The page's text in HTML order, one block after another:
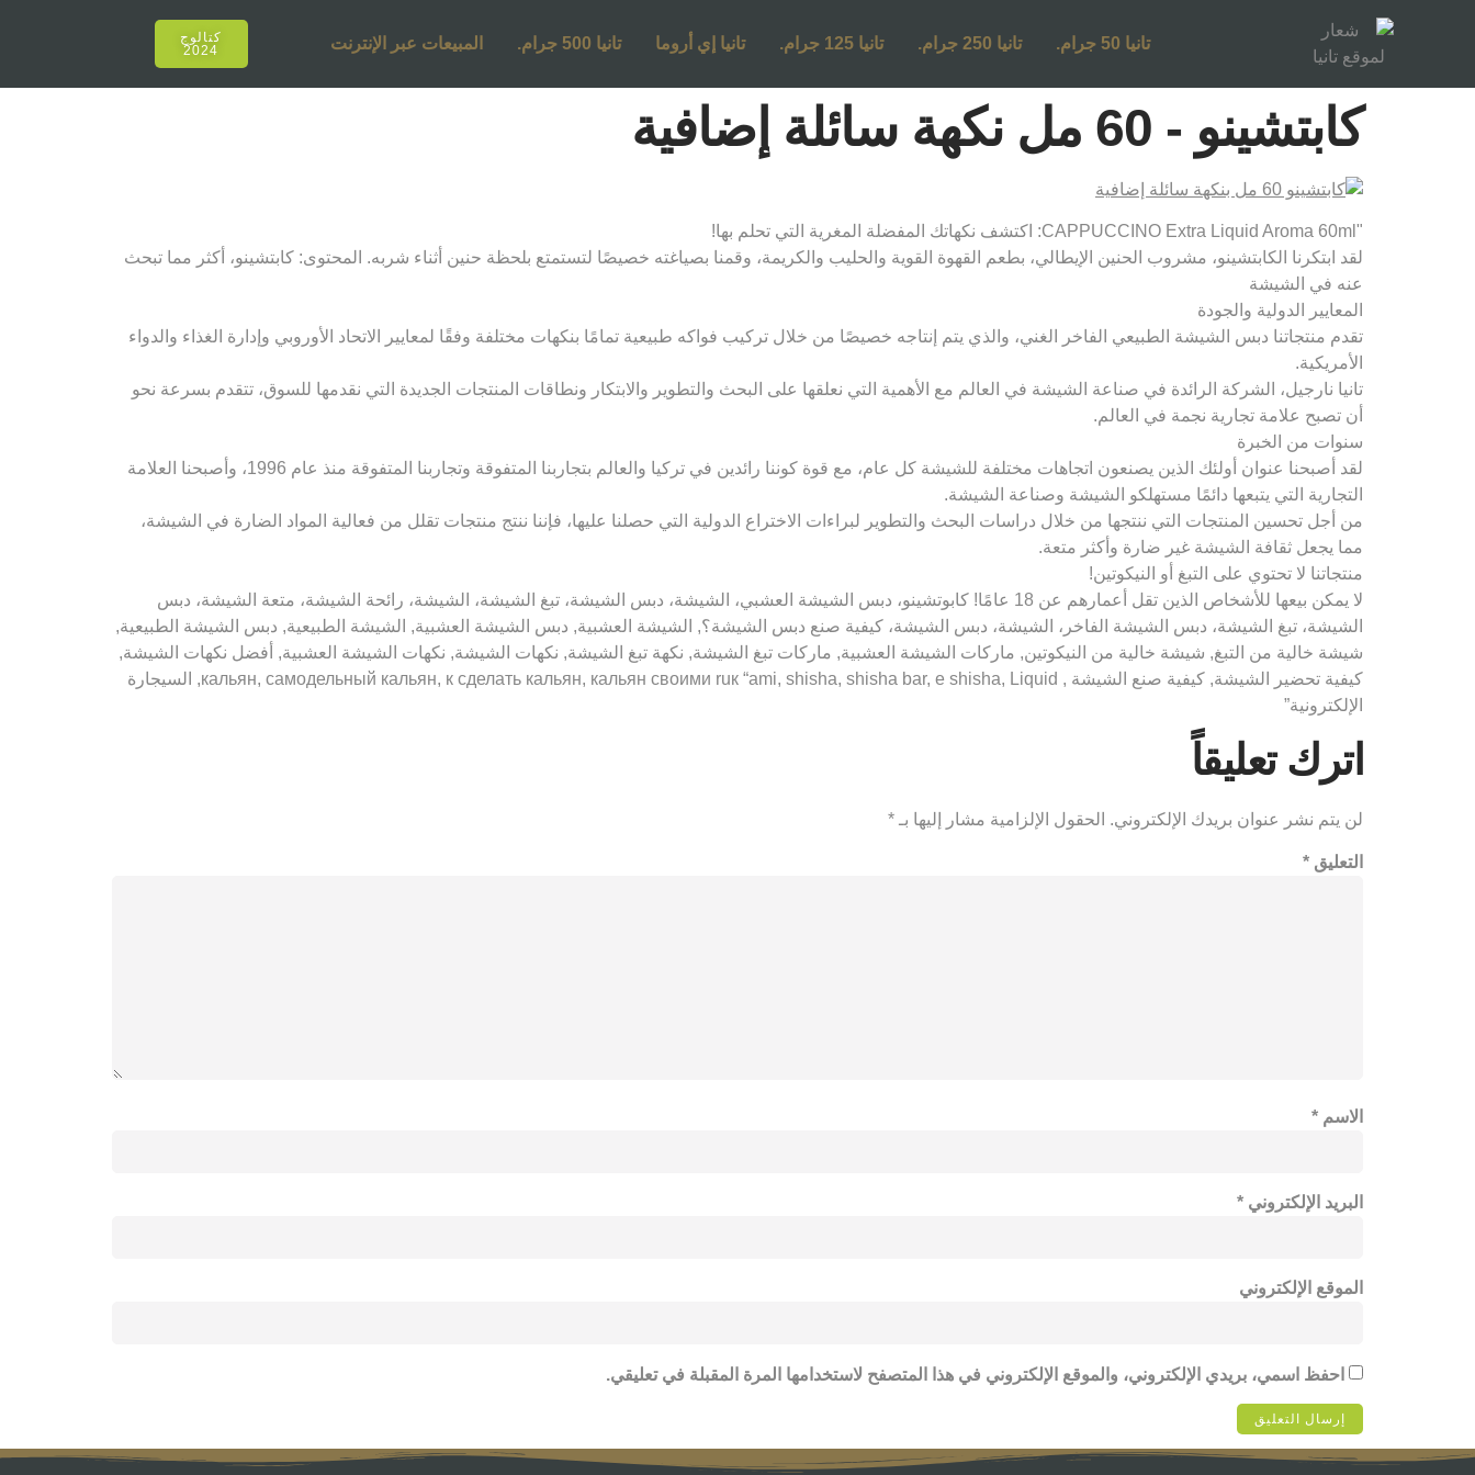
تانيا 50 جرام. تانيا 250 جرام. تانيا 125 جرام. تانيا إي أروما تانيا 500 جرام. المبيعات عبر الإنترنت
كتالوج
2024
كابتشينو - 60 مل نكهة سائلة إضافية
"CAPPUCCINO Extra Liquid Aroma 60ml: اكتشف نكهاتك المفضلة المغرية التي تحلم بها!
لقد ابتكرنا الكابتشينو، مشروب الحنين الإيطالي، بطعم القهوة القوية والحليب والكريمة، وقمنا بصياغته خصيصًا لتستمتع بلحظة حنين أثناء شربه. المحتوى: كابتشينو، أكثر مما تبحث
عنه في الشيشة
المعايير الدولية والجودة
تقدم منتجاتنا دبس الشيشة الطبيعي الفاخر الغني، والذي يتم إنتاجه خصيصًا من خلال تركيب فواكه طبيعية تمامًا بنكهات مختلفة وفقًا لمعايير الاتحاد الأوروبي وإدارة الغذاء والدواء
الأمريكية.
تانيا نارجيل، الشركة الرائدة في صناعة الشيشة في العالم مع الأهمية التي نعلقها على البحث والتطوير والابتكار ونطاقات المنتجات الجديدة التي نقدمها للسوق، تتقدم بسرعة نحو
أن تصبح علامة تجارية نجمة في العالم.
سنوات من الخبرة
لقد أصبحنا عنوان أولئك الذين يصنعون اتجاهات مختلفة للشيشة كل عام، مع قوة كوننا رائدين في تركيا والعالم بتجاربنا المتفوقة وتجاربنا المتفوقة منذ عام 1996، وأصبحنا العلامة
التجارية التي يتبعها دائمًا مستهلكو الشيشة وصناعة الشيشة.
من أجل تحسين المنتجات التي ننتجها من خلال دراسات البحث والتطوير لبراءات الاختراع الدولية التي حصلنا عليها، فإننا ننتج منتجات تقلل من فعالية المواد الضارة في الشيشة،
مما يجعل ثقافة الشيشة غير ضارة وأكثر متعة.
منتجاتنا لا تحتوي على التبغ أو النيكوتين!
لا يمكن بيعها للأشخاص الذين تقل أعمارهم عن 18 عامًا! كابوتشينو، دبس الشيشة العشبي، الشيشة، دبس الشيشة، تبغ الشيشة، الشيشة، رائحة الشيشة، متعة الشيشة، دبس
الشيشة، تبغ الشيشة، دبس الشيشة الفاخر، الشيشة، دبس الشيشة، كيفية صنع دبس الشيشة؟, الشيشة العشبية, دبس الشيشة العشبية, الشيشة الطبيعية, دبس الشيشة الطبيعية,
شيشة خالية من التبغ, شيشة خالية من النيكوتين, ماركات الشيشة العشبية, ماركات تبغ الشيشة, نكهة تبغ الشيشة, نكهات الشيشة, نكهات الشيشة العشبية, أفضل نكهات الشيشة,
كيفية تحضير الشيشة, كيفية صنع الشيشة , кальян, самодельный кальян, к сделать кальян, кальян своими ruк “ami, shisha, shisha bar, e shisha, Liquid, السيجارة
الإلكترونية”
اترك تعليقاً
لن يتم نشر عنوان بريدك الإلكتروني. الحقول الإلزامية مشار إليها بـ *
التعليق *
الاسم *
البريد الإلكتروني *
الموقع الإلكتروني
احفظ اسمي، بريدي الإلكتروني، والموقع الإلكتروني في هذا المتصفح لاستخدامها المرة المقبلة في تعليقي.